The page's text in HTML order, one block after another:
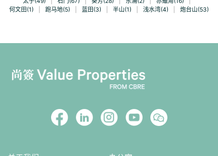
何文田(1)
跑马地(5) 蓝田(3) 半山(1) 浅水湾(4) 炮台山(53)